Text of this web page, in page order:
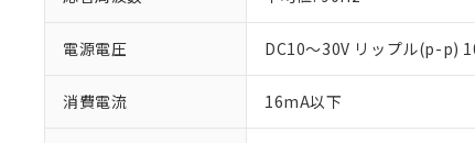
電源電圧 DC10～30V リップル(p-p)
消費電流 16mA以下